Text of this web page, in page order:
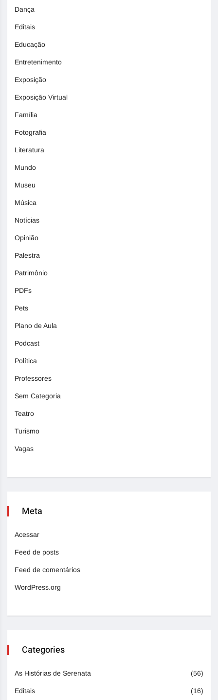
Dança
Editais
Educação
Entretenimento
Exposição
Exposição Virtual
Família
Fotografia
Literatura
Mundo
Museu
Música
Notícias
Opinião
Palestra
Patrimônio
PDFs
Pets
Plano de Aula
Podcast
Política
Professores
Sem Categoria
Teatro
Turismo
Vagas
Meta
Acessar
Feed de posts
Feed de comentários
WordPress.org
Categories
As Histórias de Serenata (56)
Editais (16)